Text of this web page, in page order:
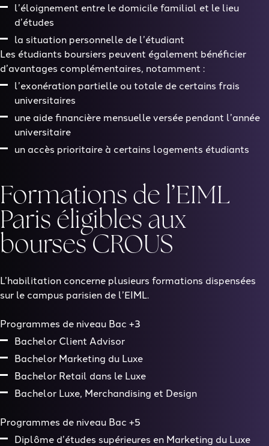
l’éloignement entre le domicile familial et le lieu
d’études
la situation personnelle de l’étudiant
Les étudiants boursiers peuvent également bénéficier
d’avantages complémentaires, notamment :
l’exonération partielle ou totale de certains frais
universitaires
une aide financière mensuelle versée pendant l’année
universitaire
un accès prioritaire à certains logements étudiants
Formations de l’EIML
Paris éligibles aux
bourses CROUS
L’habilitation concerne plusieurs formations dispensées
sur le campus parisien de l’EIML.
Programmes de niveau Bac +3
Bachelor Client Advisor
Bachelor Marketing du Luxe
Bachelor Retail dans le Luxe
Bachelor Luxe, Merchandising et Design
Programmes de niveau Bac +5
Diplôme d’études supérieures en Marketing du Luxe